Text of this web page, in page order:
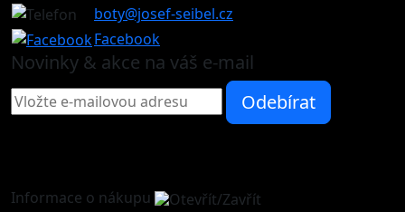
boty@josef-seibel.cz
Facebook
Novinky & akce na váš e-mail
Informace o nákupu